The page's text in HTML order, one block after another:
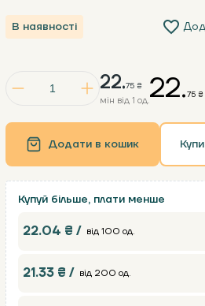
В наявності
22.75 ₴
мін від 1 од.22.75 ₴
Додати в кошик
Купуй більше, плати менше
22.04 ₴ / від 100 од.
21.33 ₴ / від 200 од.